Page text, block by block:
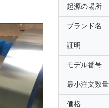
起源の場所
ブランド名
証明
モデル番号
最小注文数量
価格